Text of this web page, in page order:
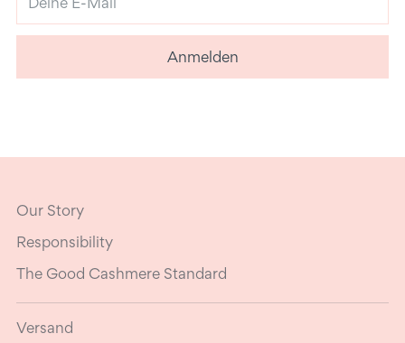
E-
Mail
Anmelden
Our Story
Responsibility
The Good Cashmere Standard
Versand